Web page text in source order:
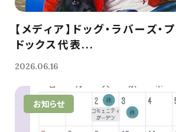
【メディア】ドッグ・ラバーズ
ドックス代表...
2026.06.16
お知らせ